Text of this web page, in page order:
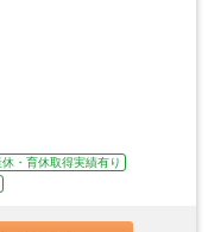
休・育休取得実績有り